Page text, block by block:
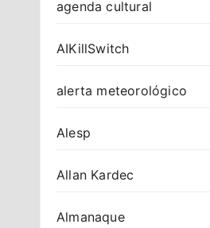
agenda cultural
AIKillSwitch
alerta meteorológico
Alesp
Allan Kardec
Almanaque